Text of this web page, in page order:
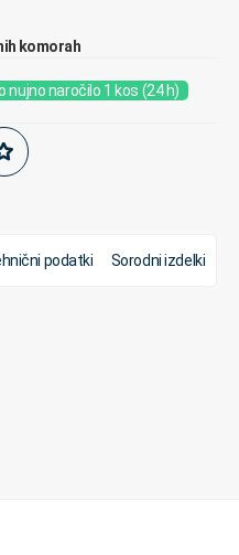
komorah
nujno naročilo 1 kos (24 h)
podatki Sorodni izdelki